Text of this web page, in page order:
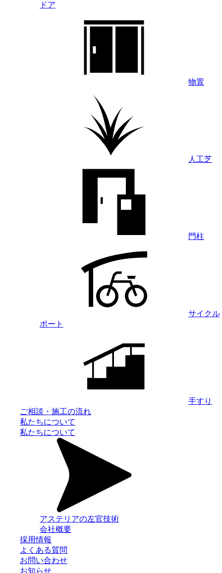
ドア
物置
人工芝
門柱
サイクル
ポート
手すり
ご相談・施工の流れ
私たちについて
私たちについて
アステリアの左官技術
会社概要
採用情報
よくある質問
お問い合わせ
お知らせ